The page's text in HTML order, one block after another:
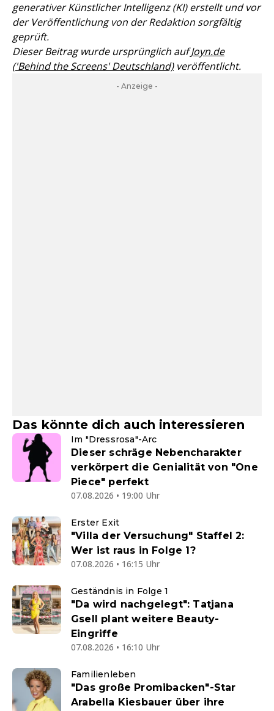
generativer Künstlicher Intelligenz (KI) erstellt und vor
der Veröffentlichung von der Redaktion sorgfältig
geprüft.
Dieser Beitrag wurde ursprünglich aufJoyn.de
('Behind the Screens' Deutschland)veröffentlicht.
- Anzeige -
Das könnte dich auch interessieren
Im "Dressrosa"-Arc
Dieser schräge Nebencharakter
verkörpert die Genialität von "One
Piece" perfekt
07.08.2026 • 19:00 Uhr
Erster Exit
"Villa der Versuchung" Staffel 2:
Wer ist raus in Folge 1?
07.08.2026 • 16:15 Uhr
Geständnis in Folge 1
"Da wird nachgelegt": Tatjana
Gsell plant weitere Beauty-
Eingriffe
07.08.2026 • 16:10 Uhr
Familienleben
"Das große Promibacken"-Star
Arabella Kiesbauer über ihre